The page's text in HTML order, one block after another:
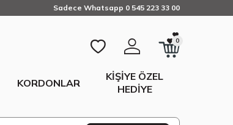
Sadece Whatsapp 0 545 223 33 00
0
KORDONLAR
KIŞIYE ÖZEL
HEDIYE